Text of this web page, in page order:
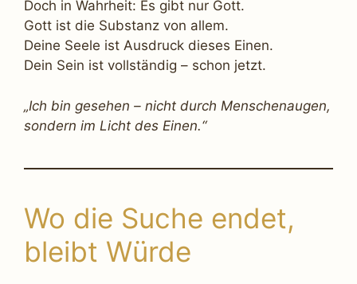
Doch in Wahrheit: Es gibt nur Gott.
Gott ist die Substanz von allem.
Deine Seele ist Ausdruck dieses Einen.
Dein Sein ist vollständig – schon jetzt.
„Ich bin gesehen – nicht durch Menschenaugen,
sondern im Licht des Einen.“
Wo die Suche endet,
bleibt Würde